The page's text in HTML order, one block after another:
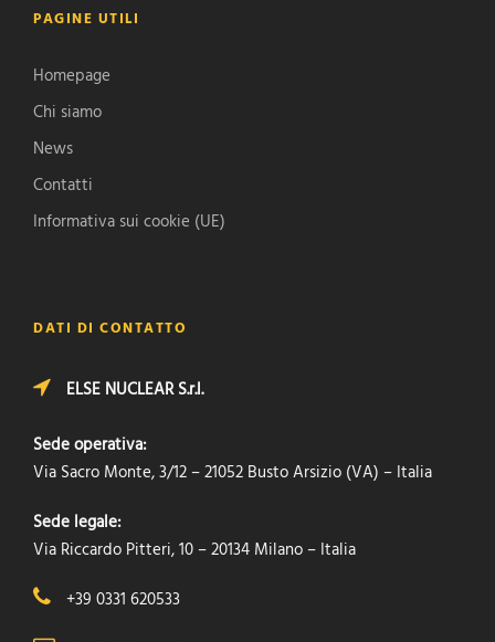
PAGINE UTILI
Homepage
Chi siamo
News
Contatti
Informativa sui cookie (UE)
DATI DI CONTATTO
ELSE NUCLEAR S.r.l.
Sede operativa:
Via Sacro Monte, 3/12 – 21052 Busto Arsizio (VA) – Italia
Sede legale:
Via Riccardo Pitteri, 10 – 20134 Milano – Italia
+39 0331 620533